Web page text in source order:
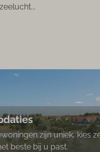
zijn uniek, kies
beste bij u past.